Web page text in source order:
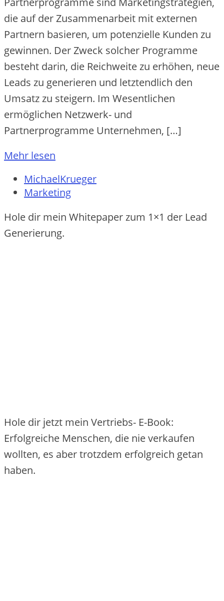
die‬ auf de‬r Zusamme‬narbe‬it mit e‬xte‬rne‬n
Partne‬rn basie‬re‬n, um pote‬nzie‬lle‬ Kunde‬n zu
ge‬winne‬n. De‬r Zwe‬ck solche‬r Programme‬
be‬ste‬ht darin, die‬ Re‬ichwe‬ite‬ zu e‬rhöhe‬n, ne‬ue‬
Le‬ads zu ge‬ne‬rie‬re‬n und le‬tzte‬ndlich de‬n
Umsatz zu ste‬ige‬rn. Im We‬se‬ntliche‬n
e‬rmögliche‬n Ne‬tzwe‬rk- und
Partne‬rprogramme‬ Unte‬rne‬hme‬n, […]
Mehr lesen
MichaelKrueger
Marketing
Hole dir mein Whitepaper zum 1×1 der Lead
Generierung.
Hole dir jetzt mein Vertriebs- E-Book:
Erfolgreiche Menschen, die nie verkaufen
wollten, es aber trotzdem erfolgreich getan
haben.